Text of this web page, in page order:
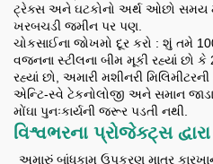
ટ્રેક્સ અને ઘટકોનો અર્થ ઓછો સમય
ખરબચડી જમીન પર પણ.
ચોકસાઈના જોખમો દૂર કરો : શું તમે
વજનના સ્ટીલના બીમ મૂકી રહ્યાં છો કે
રહ્યાં છો, અમારી મશીનરી
એન્ટિ-સ્વે ટેકનોલોજી અને સમાન
મોંઘા પુનઃકાર્યની જરૂર પડતી નથી.
વિશ્વભરના પ્રોજેક્ટ્સ દ્વારા
અમારું બાંધકામ ઉપકરણ માત્ર